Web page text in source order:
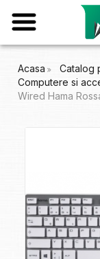
Acasa Catalog
Computere si
Wired Hama